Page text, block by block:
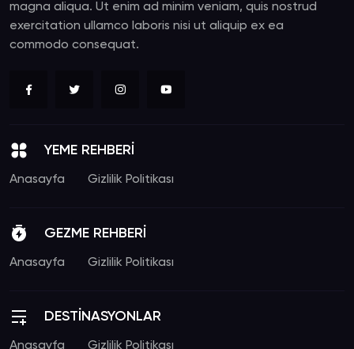
magna aliqua. Ut enim ad minim veniam, quis nostrud
exercitation ullamco laboris nisi ut aliquip ex ea
commodo consequat.
YEME REHBERİ
Anasayfa Gizlilik Politikası
GEZME REHBERİ
Anasayfa Gizlilik Politikası
DESTİNASYONLAR
Anasayfa Gizlilik Politikası